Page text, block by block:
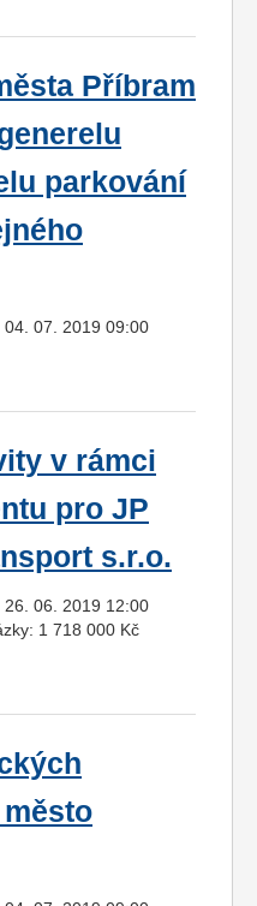
Příbram
parkování
07. 2019 09:00
v rámci
pro JP
s.r.o.
06. 2019 12:00
1 718 000 Kč